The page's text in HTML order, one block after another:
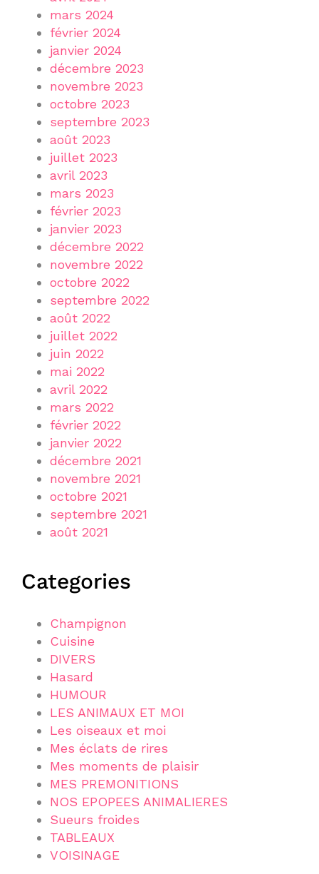
mars 2024
février 2024
janvier 2024
décembre 2023
novembre 2023
octobre 2023
septembre 2023
août 2023
juillet 2023
avril 2023
mars 2023
février 2023
janvier 2023
décembre 2022
novembre 2022
octobre 2022
septembre 2022
août 2022
juillet 2022
juin 2022
mai 2022
avril 2022
mars 2022
février 2022
janvier 2022
décembre 2021
novembre 2021
octobre 2021
septembre 2021
août 2021
Categories
Champignon
Cuisine
DIVERS
Hasard
HUMOUR
LES ANIMAUX ET MOI
Les oiseaux et moi
Mes éclats de rires
Mes moments de plaisir
MES PREMONITIONS
NOS EPOPEES ANIMALIERES
Sueurs froides
TABLEAUX
VOISINAGE